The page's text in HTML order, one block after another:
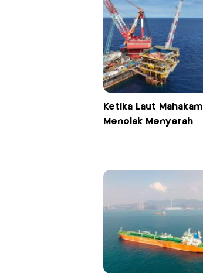
Ketika Laut Mahakam
Menolak Menyerah